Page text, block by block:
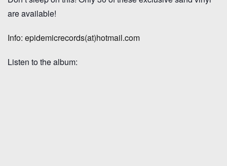
are available!
Info: epidemicrecords(at)hotmail.com
Listen to the album: